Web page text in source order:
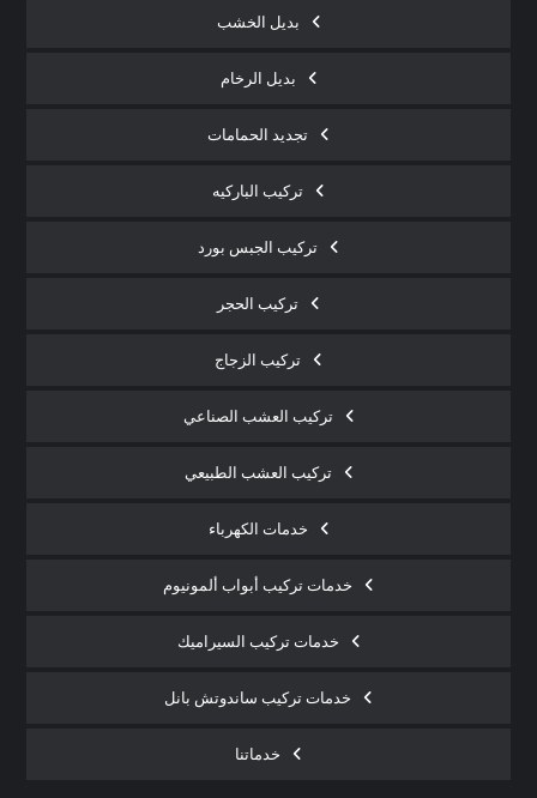
بديل الخشب
بديل الرخام
تجديد الحمامات
تركيب الباركيه
تركيب الجبس بورد
تركيب الحجر
تركيب الزجاج
تركيب العشب الصناعي
تركيب العشب الطبيعي
خدمات الكهرباء
خدمات تركيب أبواب ألمونيوم
خدمات تركيب السيراميك
خدمات تركيب ساندوتش بانل
خدماتنا